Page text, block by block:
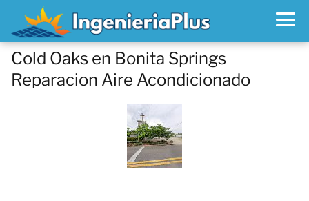
Cold Oaks en Bonita Springs
Reparacion Aire Acondicionado